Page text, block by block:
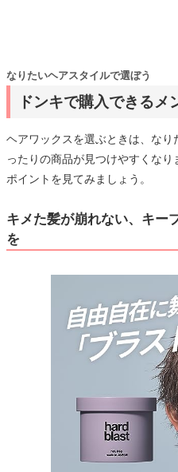
ドンキで購入できる
なりたいヘアスタイルで選ぼう
ヘアワックスを選ぶときは、な
ったりの商品が見つけやすくな
ポイントを見てみましょう。
キメた髪が崩れない、キー
を